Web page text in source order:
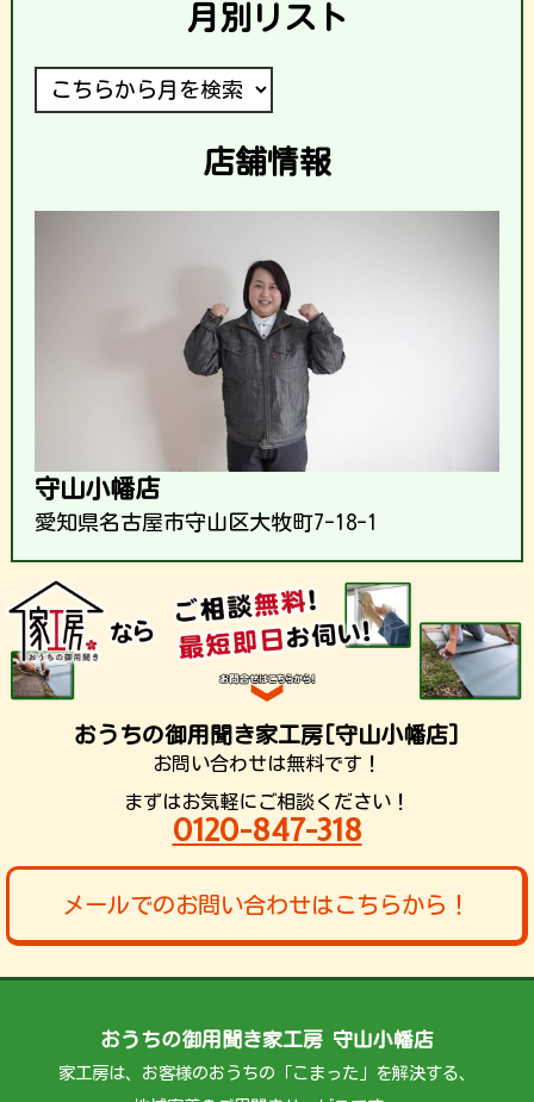
月別リスト
店舗情報
守山小幡店
愛知県名古屋市守山区大牧町7-18-1
おうちの御用聞き家工房[守山小幡店]
お問い合わせは無料です！
まずはお気軽にご相談ください！
0120-847-318
メールでのお問い合わせはこちらから！
おうちの御用聞き家工房 守山小幡店
家工房は、お客様のおうちの「こまった」を解決する、